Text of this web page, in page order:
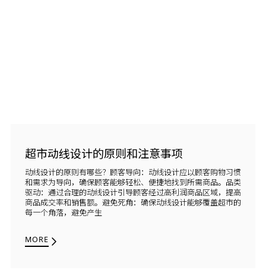
超市动线设计的原则和注意事项
动线设计的原则有哪些？顾客导向：动线设计应以顾客购物习惯
和需求为导向，确保顾客能够轻松、便捷地找到所需商品。品类
驱动：通过合理的动线设计引导顾客经过高利润商品区域，提高
商品成交率和销售额。避免死角：确保动线设计能够覆盖超市的
每一个角落，避免产生
MORE